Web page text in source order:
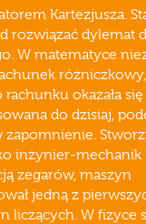
Kartezjusza.
rozwiązać dylemat
W matematyce
okazała się
do dzisiaj,
zapomnienie.
inżynier-mechanik
zegarów, maszyn
jedną z
liczących. W fizyce